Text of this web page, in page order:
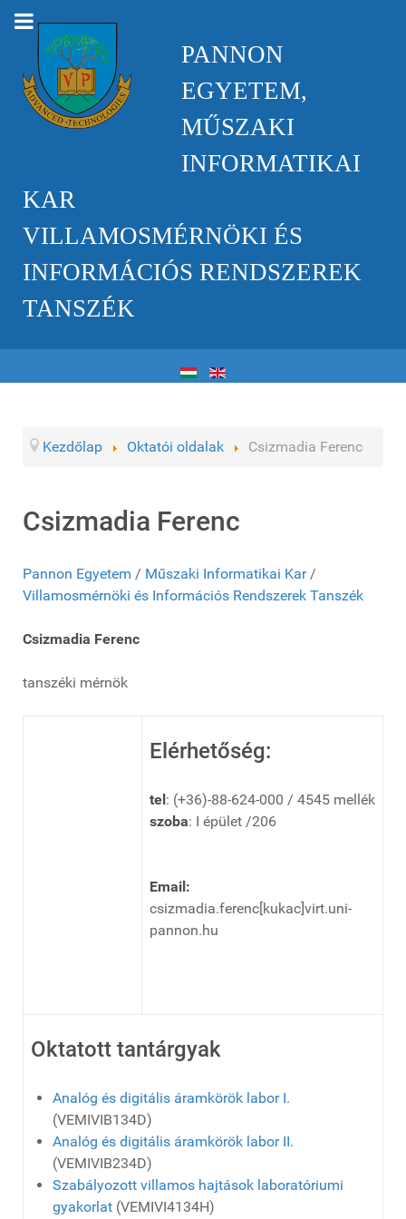
PANNON
EGYETEM,
MŰSZAKI
INFORMATIKAI
KAR
VILLAMOSMÉRNÖKI ÉS
INFORMÁCIÓS RENDSZEREK
TANSZÉK
Kezdőlap Oktatói oldalak Csizmadia Ferenc
Csizmadia Ferenc
Pannon Egyetem / Műszaki Informatikai Kar/
Villamosmérnöki és Információs Rendszerek Tanszék
Csizmadia Ferenc
tanszéki mérnök
Elérhetőség:
tel: (+36)-88-624-000 / 4545 mellék
szoba: I épület /206
Email:
csizmadia.ferenc[kukac]virt.uni-
pannon.hu
Oktatott tantárgyak
Analóg és digitális áramkörök labor I.
(VEMIVIB134D)
Analóg és digitális áramkörök labor II.
(VEMIVIB234D)
Szabályozott villamos hajtások laboratóriumi
gyakorlat (VEMIVI4134H)